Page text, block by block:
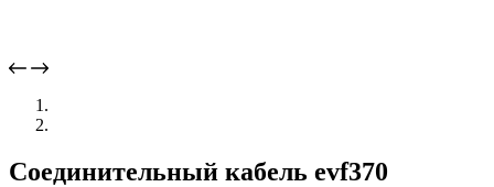
Соединительный кабель evf370